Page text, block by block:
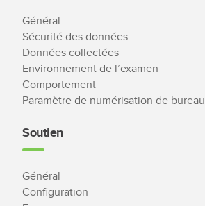
Général
Sécurité des données
Données collectées
Environnement de l’examen
Comportement
Paramètre de numérisation de bureau
Soutien
Général
Configuration